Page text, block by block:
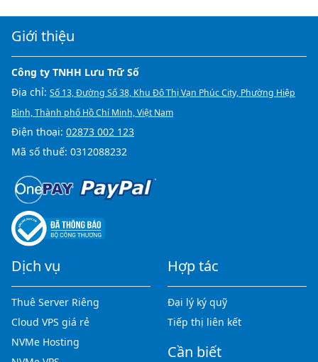
Giới thiệu
Công ty TNHH Lưu Trữ Số
Địa chỉ: Số 13, Đường Số 38, Khu Đô Thị Vạn Phúc City, Phường Hiệp
Bình, Thành phố Hồ Chí Minh, Việt Nam
Điện thoại: 02873 002 123
Mã số thuế: 0312088232
Dịch vụ
Thuê Server Riêng
Cloud VPS giá rẻ
NVMe Hosting
Hợp tác
Đại lý ký quỹ
Tiếp thị liên kết
Cần biết